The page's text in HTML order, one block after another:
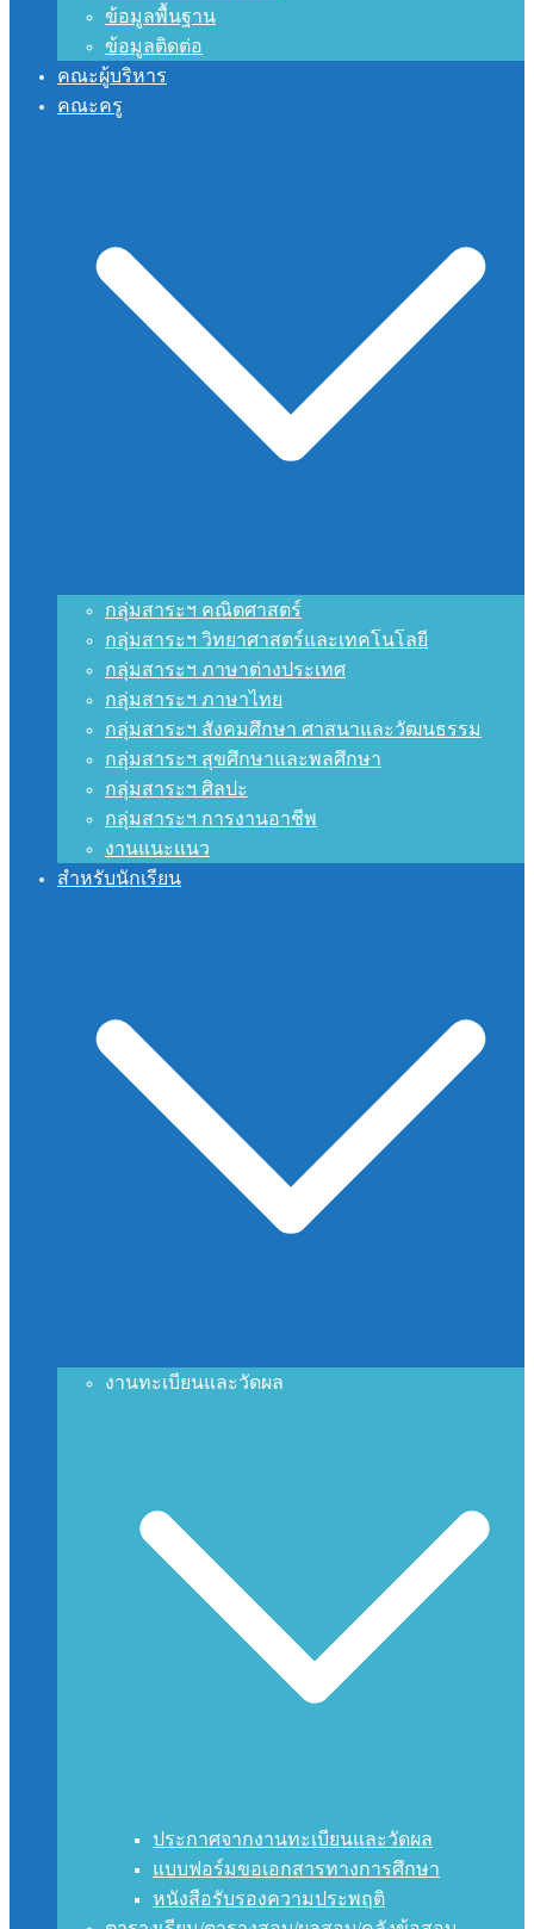
ข้อมูลพื้นฐาน
ข้อมูลติดต่อ
คณะผู้บริหาร
คณะครู
กลุ่มสาระฯ คณิตศาสตร์
กลุ่มสาระฯ วิทยาศาสตร์และเทคโนโลยี
กลุ่มสาระฯ ภาษาต่างประเทศ
กลุ่มสาระฯ ภาษาไทย
กลุ่มสาระฯ สังคมศึกษา ศาสนาและวัฒนธรรม
กลุ่มสาระฯ สุขศึกษาและพลศึกษา
กลุ่มสาระฯ ศิลปะ
กลุ่มสาระฯ การงานอาชีพ
งานแนะแนว
สำหรับนักเรียน
งานทะเบียนและวัดผล
ประกาศจากงานทะเบียนและวัดผล
แบบฟอร์มขอเอกสารทางการศึกษา
หนังสือรับรองความประพฤติ